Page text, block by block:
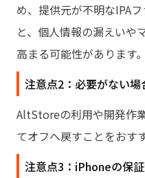
め、提供元が不明なIPA
と、個人情報の漏えいや
高まる可能性があります。
注意点2：必要がない
AltStoreの利用や開発作
てオフへ戻すことをおす
注意点3：iPhoneの保